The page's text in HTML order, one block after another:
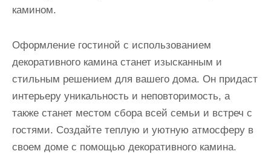
камином.
Оформление гостиной с использованием
декоративного камина станет изысканным и
стильным решением для вашего дома. Он придаст
интерьеру уникальность и неповторимость, а
также станет местом сбора всей семьи и встреч с
гостями. Создайте теплую и уютную атмосферу в
своем доме с помощью декоративного камина.